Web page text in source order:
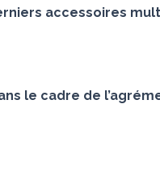
accessoires
le cadre de